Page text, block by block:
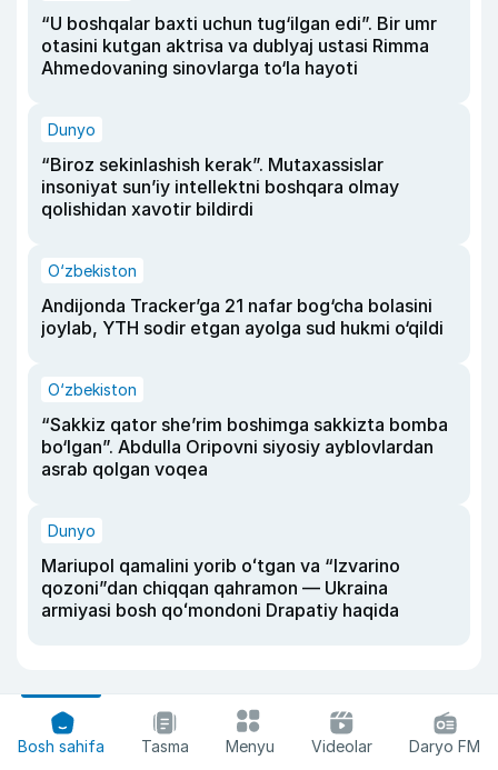
“U boshqalar baxti uchun tug‘ilgan edi”. Bir umr
otasini kutgan aktrisa va dublyaj ustasi Rimma
Ahmedovaning sinovlarga to‘la hayoti
Dunyo
“Biroz sekinlashish kerak”. Mutaxassislar
insoniyat sun’iy intellektni boshqara olmay
qolishidan xavotir bildirdi
O‘zbekiston
Andijonda Tracker’ga 21 nafar bog‘cha bolasini
joylab, YTH sodir etgan ayolga sud hukmi o‘qildi
O‘zbekiston
“Sakkiz qator she’rim boshimga sakkizta bomba
bo‘lgan”. Abdulla Oripovni siyosiy ayblovlardan
asrab qolgan voqea
Dunyo
Mariupol qamalini yorib oʻtgan va “Izvarino
qozoni”dan chiqqan qahramon — Ukraina
armiyasi bosh qoʻmondoni Drapatiy haqida
Bosh sahifa Tasma Menyu Videolar Daryo FM